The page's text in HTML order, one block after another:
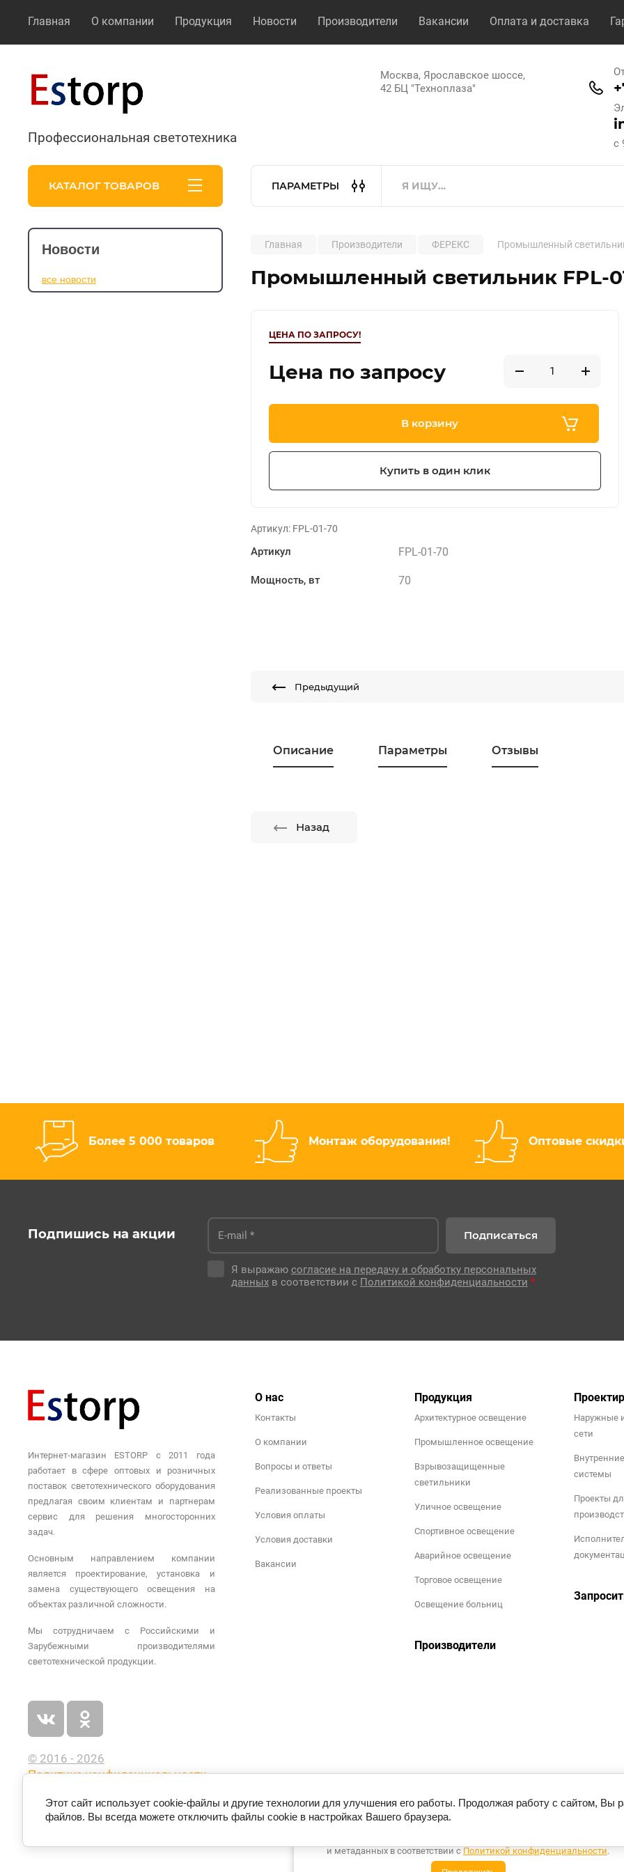
Этот сайт использует файлы cookie и метаданные. Продолжая
и метаданных в соответствии с Политикой конфиденциальности.
Главная О компании Продукция Новости Производители Вакансии Оплата и доставка
Профессиональная светотехника
Москва, Ярославское шоссе,
42 БЦ "Техноплаза"
с
КАТАЛОГ ТОВАРОВ ПАРАМЕТРЫ
Новости
все новости
Главная Производители ФЕРЕКС Промышленный
Промышленный светильник FPL-
ЦЕНА ПО ЗАПРОСУ!
Цена по запросу
В корзину
Купить в один клик
Артикул: FPL-01-70
Артикул FPL-01-70
Мощность, вт 70
Предыдущий
Описание Параметры Отзывы
Назад
Более 5 000 товаров Монтаж оборудования! Оптовые
Подпишись на акции
Я выражаю согласие на передачу и обработку персональных
данныхв соответствии с Политикой конфиденциальности *
Подписаться
Интернет-магазин ESTORP с 2011 года
работает в сфере оптовых и розничных
поставок светотехнического оборудования
предлагая своим клиентам и партнерам
сервис для решения многосторонних
задач.
Основным направлением компании
является проектирование, установка и
замена существующего освещения на
объектах различной сложности.
Мы сотрудничаем с Российскими и
Зарубежными производителями
светотехнической продукции.
© 2016 - 2026
Политика конфиденциальности
О нас
Контакты
О компании
Вопросы и ответы
Реализованные проекты
Условия оплаты
Условия доставки
Вакансии
Продукция
Архитектурное освещение
Промышленное освещение
Взрывозащищенные
светильники
Уличное освещение
Спортивное освещение
Аварийное освещение
Торговое освещение
Освещение больниц
Производители
Наружные
сети
системы
Проекты
Этот сайт использует cookie-файлы и другие технологии для улучшения его работы. Продолжая работу с сайтом, Вы
файлов. Вы всегда можете отключить файлы cookie в настройках Вашего браузера.